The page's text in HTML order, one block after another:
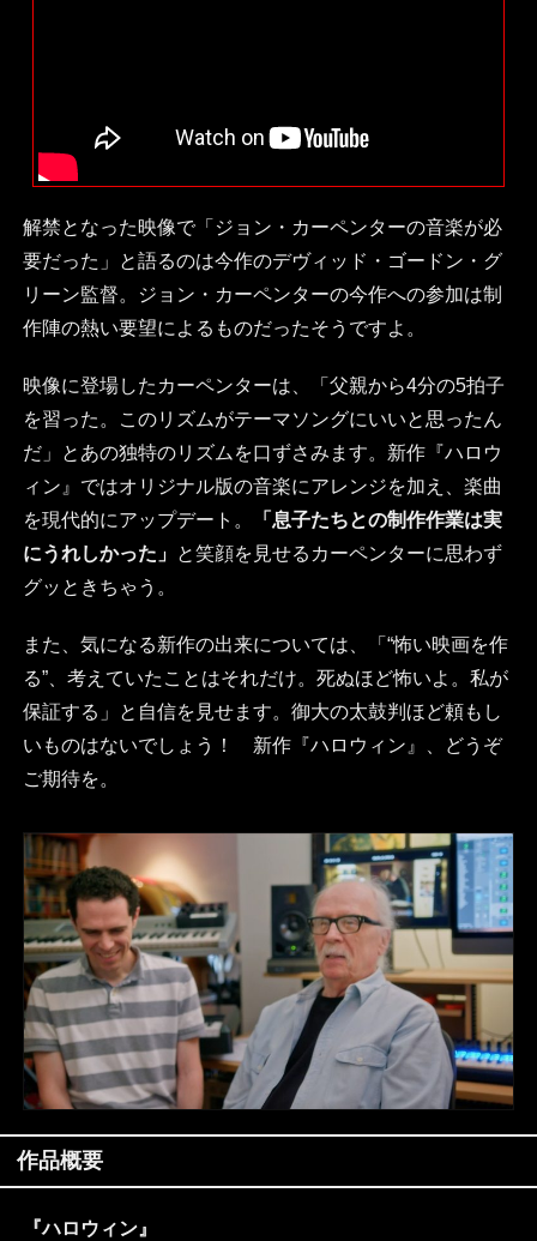
解禁となった映像で「ジョン・カーペンターの音楽が必
要だった」と語るのは今作のデヴィッド・ゴードン・グ
リーン監督。ジョン・カーペンターの今作への参加は制
作陣の熱い要望によるものだったそうですよ。
映像に登場したカーペンターは、「父親から4分の5拍子
を習った。このリズムがテーマソングにいいと思ったん
だ」とあの独特のリズムを口ずさみます。新作『ハロウ
ィン』ではオリジナル版の音楽にアレンジを加え、楽曲
を現代的にアップデート。
「息子たちとの制作作業は実
にうれしかった」 と笑顔を見せるカーペンターに思わず
グッときちゃう。
また、気になる新作の出来については、「“怖い映画を作
る”、考えていたことはそれだけ。死ぬほど怖いよ。私が
保証する」と自信を見せます。御大の太鼓判ほど頼もし
いものはないでしょう！ 新作『ハロウィン』、どうぞ
ご期待を。
作品概要
『ハロウィン』